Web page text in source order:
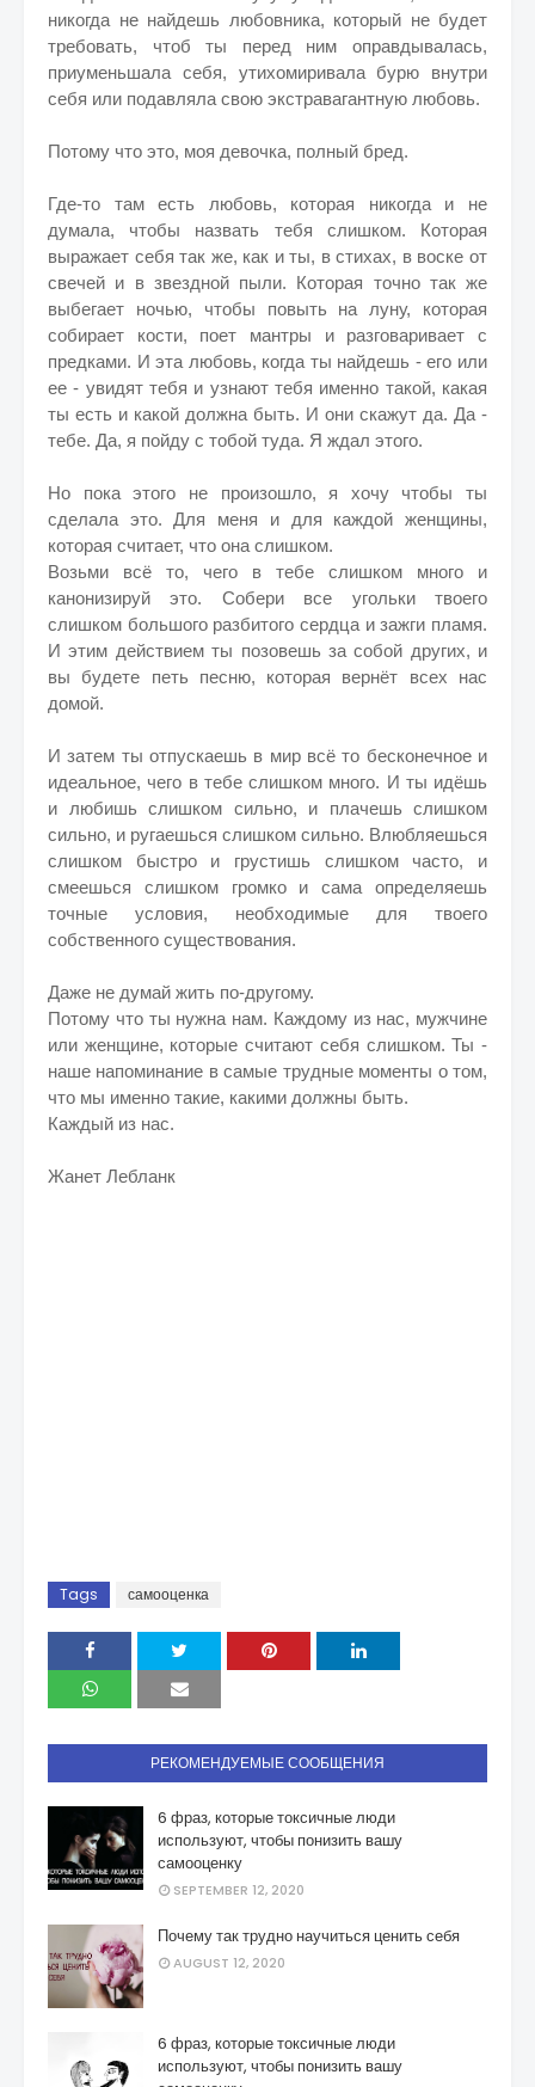
никогда не найдешь любовника, который не будет
требовать, чтоб ты перед ним оправдывалась,
приуменьшала себя, утихомиривала бурю внутри
себя или подавляла свою экстравагантную любовь.
Потому что это, моя девочка, полный бред.
Где-то там есть любовь, которая никогда и не
думала, чтобы назвать тебя слишком. Которая
выражает себя так же, как и ты, в стихах, в воске от
свечей и в звездной пыли. Которая точно так же
выбегает ночью, чтобы повыть на луну, которая
собирает кости, поет мантры и разговаривает с
предками. И эта любовь, когда ты найдешь - его или
ее - увидят тебя и узнают тебя именно такой, какая
ты есть и какой должна быть. И они скажут да. Да -
тебе. Да, я пойду с тобой туда. Я ждал этого.
Но пока этого не произошло, я хочу чтобы ты
сделала это. Для меня и для каждой женщины,
которая считает, что она слишком.
Возьми всё то, чего в тебе слишком много и
канонизируй это. Собери все угольки твоего
слишком большого разбитого сердца и зажги пламя.
И этим действием ты позовешь за собой других, и
вы будете петь песню, которая вернёт всех нас
домой.
И затем ты отпускаешь в мир всё то бесконечное и
идеальное, чего в тебе слишком много. И ты идёшь
и любишь слишком сильно, и плачешь слишком
сильно, и ругаешься слишком сильно. Влюбляешься
слишком быстро и грустишь слишком часто, и
смеешься слишком громко и сама определяешь
точные условия, необходимые для твоего
собственного существования.
Даже не думай жить по-другому.
Потому что ты нужна нам. Каждому из нас, мужчине
или женщине, которые считают себя слишком. Ты -
наше напоминание в самые трудные моменты о том,
что мы именно такие, какими должны быть.
Каждый из нас.
Жанет Лебланк
Tags самооценка
РЕКОМЕНДУЕМЫЕ СООБЩЕНИЯ
6 фраз, которые токсичные люди
используют, чтобы понизить вашу
самооценку
SEPTEMBER 12, 2020
Почему так трудно научиться ценить себя
AUGUST 12, 2020
6 фраз, которые токсичные люди
используют, чтобы понизить вашу